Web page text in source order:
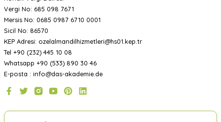
Vergi No: 685 098 7671
Mersis No: 0685 0987 6710 0001
Sicil No: 86570
KEP Adresi: ozelalmandilhizmetleri@hs01.kep.tr
Tel +90 (232) 445 10 08
Whatsapp +90 (533) 890 30 46
E-posta : info@das-akademie.de